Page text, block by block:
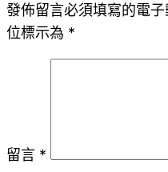
發佈留言必須填寫的電子
位標示為 *
留言 *